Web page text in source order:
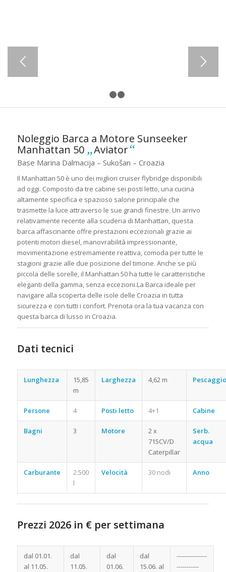
Noleggio Barca a Motore Sunseeker
Manhattan 50 „Aviator“
Base Marina Dalmacija – Sukošan – Croazia
Il Manhattan 50 è uno dei migliori cruiser flybridge disponibili
ad oggi. Composto da tre cabine sei posti letto, una cucina
altamente specifica e spazioso salone principale che
trasmette la luce attraverso le sue grandi finestre. Un arrivo
relativamente recente alla scuderia di Manhattan, questa
barca affascinante offre prestazioni eccezionali grazie ai
potenti motori diesel, manovrabilità impressionante,
movimentazione estremamente reattiva, comoda per tutte le
stagioni grazie alle due posizione del timone. Anche se più
piccola delle sorelle, il Manhattan 50 ha tutte le caratteristiche
eleganti della gamma, senza eccezioni.La Barca ideale per
navigare alla scoperta delle isole delle Croazia in tutta
sicurezza e con tutti i confort. Prenota ora la tua vacanza con
questa barca di lusso in Croazia.
Dati tecnici
Lunghezza
15,85
m
Larghezza 4,62 m Pescaggio
Persone 4 Posti letto 4+1 Cabine
Bagni 3 Motore
2 x
715CV/D
Caterpillar
Serb.
acqua
Carburante
2.500
l
Velocità 30 nodi Anno
Prezzi 2026 in € per settimana
dal 01.01.
al 11.05.
dal
11.05.
dal
01.06.
dal
15.06. al
---------------
-----------